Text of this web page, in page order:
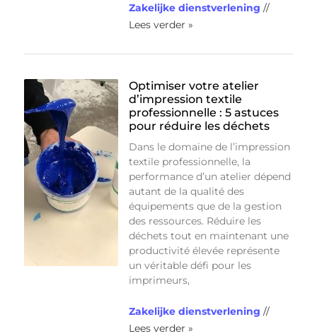
Zakelijke dienstverlening //
Lees verder »
Optimiser votre atelier
d’impression textile
professionnelle : 5 astuces
pour réduire les déchets
Dans le domaine de l’impression
textile professionnelle, la
performance d’un atelier dépend
autant de la qualité des
équipements que de la gestion
des ressources. Réduire les
déchets tout en maintenant une
productivité élevée représente
un véritable défi pour les
imprimeurs,
Zakelijke dienstverlening //
Lees verder »